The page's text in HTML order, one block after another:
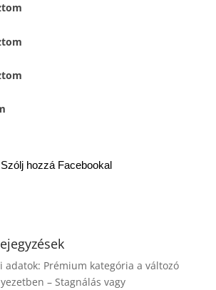
Szólj hozzá Facebookal
adatok: Prémium kategória a változó
– Stagnálás vagy